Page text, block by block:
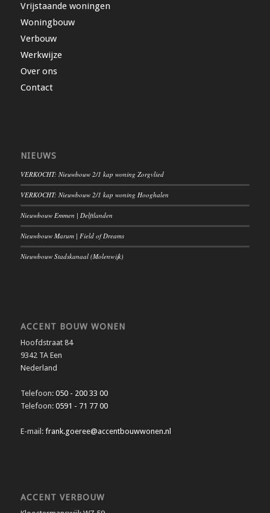
Vrijstaande woningen
Woningbouw
Verbouw
Werkwijze
Over ons
Contact
NIEUWS
VERKOCHT: Nieuwbouw 2/1 kap woning Zorgvlied
VERKOCHT: Nieuwbouw 2/1 kap woning Hooghalen
Nieuwbouw Emmen | Delftlanden
Nieuwbouw Marum | Field of Dreams
Nieuwbouw Stadskanaal (Molenwijk)
ACCENT BOUW WONEN
Hoofdstraat 84
9342 TA Een
Nederland
Telefoon: 050 - 200 33 00
Telefoon: 0591 - 71 77 00
E-mail: frank.goeree@accentbouwwonen.nl
ACCENT VERBOUW